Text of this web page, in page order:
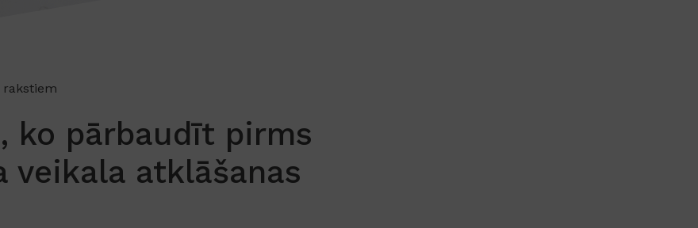
rakstiem
ko pārbaudīt pirms
veikala atklāšanas